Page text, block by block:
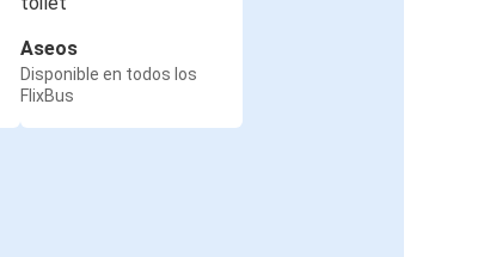
Aseos
Disponible en todos los
FlixBus